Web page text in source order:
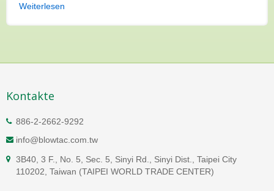
Weiterlesen
Kontakte
886-2-2662-9292
info@blowtac.com.tw
3B40, 3 F., No. 5, Sec. 5, Sinyi Rd., Sinyi Dist., Taipei City
110202, Taiwan (TAIPEI WORLD TRADE CENTER)